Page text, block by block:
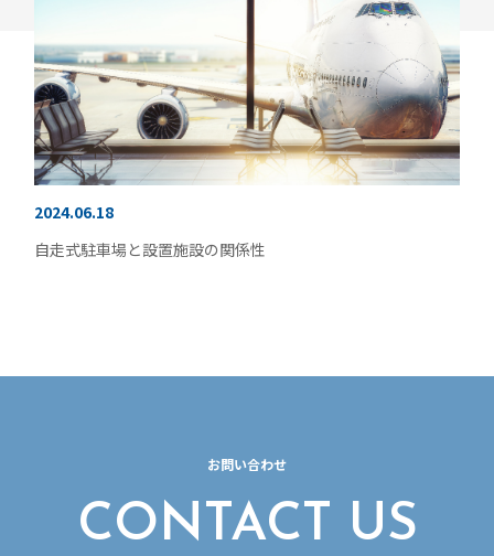
2024.06.18
自走式駐車場と設置施設の関係性
お問い合わせ
CONTACT US